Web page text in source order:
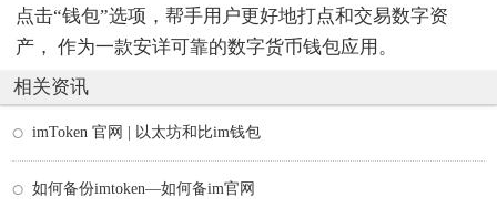
点击“钱包”选项，帮手用户更好地打点和交易数字资
产， 作为一款安详可靠的数字货币钱包应用。
相关资讯
imToken 官网 | 以太坊和比im钱包
如何备份imtoken—如何备im官网